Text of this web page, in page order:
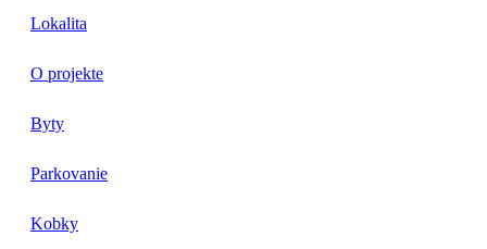
Lokalita
O projekte
Byty
Parkovanie
Kobky